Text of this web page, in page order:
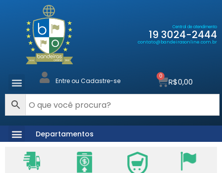
Central de atendimento
19 3024-2444
contato@bandeirasonline.com.br
Entre ou Cadastre-se R$0,00
0
Departamentos